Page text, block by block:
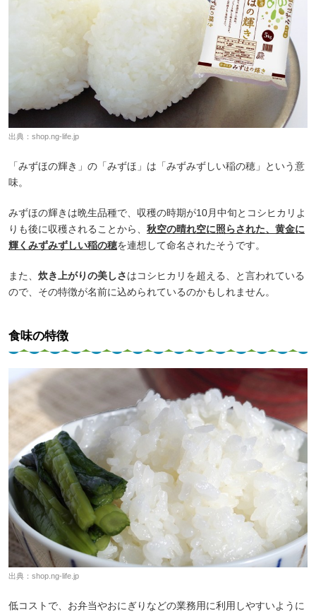
出典： shop.ng-life.jp
「みずほの輝き」の「みずほ」は「みずみずしい稲の穂」という意
味。
みずほの輝きは晩生品種で、収穫の時期が10月中旬とコシヒカリよ
りも後に収穫されることから、 秋空の晴れ空に照らされた、黄金に
輝くみずみずしい稲の穂を連想して命名されたそうです。
また、 炊き上がりの美しさはコシヒカリを超える、と言われている
ので、その特徴が名前に込められているのかもしれません。
食味の特徴
出典： shop.ng-life.jp
低コストで、お弁当やおにぎりなどの業務用に利用しやすいように